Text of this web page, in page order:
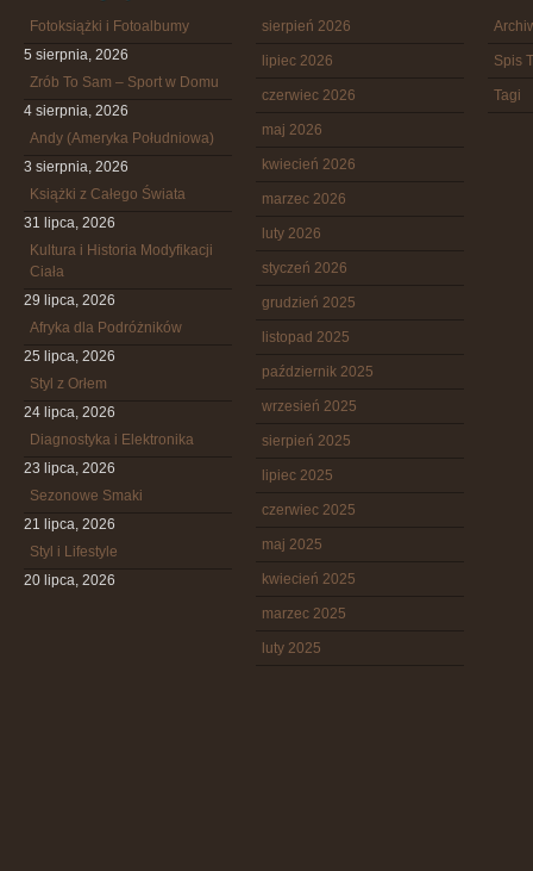
Fotoksiążki i Fotoalbumy
5 sierpnia, 2026
Zrób To Sam – Sport w Domu
4 sierpnia, 2026
Andy (Ameryka Południowa)
3 sierpnia, 2026
Książki z Całego Świata
31 lipca, 2026
Kultura i Historia Modyfikacji
Ciała
29 lipca, 2026
Afryka dla Podróżników
25 lipca, 2026
Styl z Orłem
24 lipca, 2026
Diagnostyka i Elektronika
23 lipca, 2026
Sezonowe Smaki
21 lipca, 2026
Styl i Lifestyle
20 lipca, 2026
sierpień 2026
lipiec 2026
czerwiec 2026
maj 2026
kwiecień 2026
marzec 2026
luty 2026
styczeń 2026
grudzień 2025
listopad 2025
październik 2025
wrzesień 2025
sierpień 2025
lipiec 2025
czerwiec 2025
maj 2025
kwiecień 2025
marzec 2025
luty 2025
Spis
Tagi